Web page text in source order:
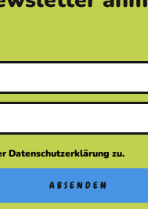
Datenschutzerklärung zu.
ABSENDEN